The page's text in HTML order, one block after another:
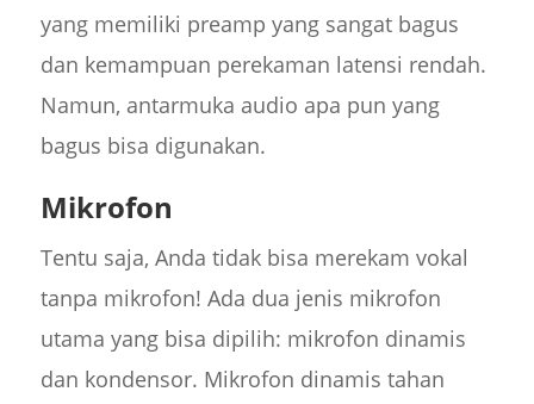
yang memiliki preamp yang sangat bagus
dan kemampuan perekaman latensi rendah.
Namun, antarmuka audio apa pun yang
bagus bisa digunakan.
Mikrofon
Tentu saja, Anda tidak bisa merekam vokal
tanpa mikrofon! Ada dua jenis mikrofon
utama yang bisa dipilih: mikrofon dinamis
dan kondensor. Mikrofon dinamis tahan